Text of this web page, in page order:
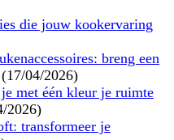
die jouw kookervaring
breng een
(17/04/2026)
met één kleur je ruimte
2026)
transformeer je